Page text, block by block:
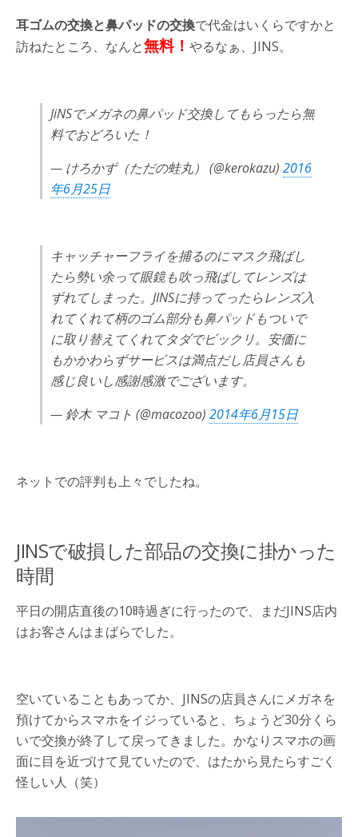
耳ゴムの交換と鼻パッドの交換で代金はいくらですかと
訪ねたところ、なんと無料！ やるなぁ、JINS。
JiNSでメガネの鼻パッド交換してもらったら無
料でおどろいた！
— けろかず（ただの蛙丸） (@kerokazu) 2016
年6月25日
キャッチャーフライを捕るのにマスク飛ばし
たら勢い余って眼鏡も吹っ飛ばしてレンズは
ずれてしまった。JINSに持ってったらレンズ入
れてくれて柄のゴム部分も鼻パッドもついで
に取り替えてくれてタダでビックリ。安価に
もかかわらずサービスは満点だし店員さんも
感じ良いし感謝感激でございます。
— 鈴木 マコト (@macozoo) 2014年6月15日
ネットでの評判も上々でしたね。
JINSで破損した部品の交換に掛かった
時間
平日の開店直後の10時過ぎに行ったので、まだJINS店内
はお客さんはまばらでした。
空いていることもあってか、JINSの店員さんにメガネを
預けてからスマホをイジっていると、ちょうど30分くら
いで交換が終了して戻ってきました。かなりスマホの画
面に目を近づけて見ていたので、はたから見たらすごく
怪しい人（笑）